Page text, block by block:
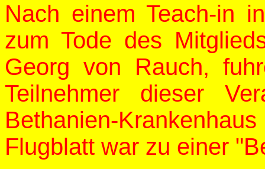
Nach einem Teach-in
zum Tode des
Georg von Rauch,
Teilnehmer dieser
Bethanien-
Flugblatt war zu einer